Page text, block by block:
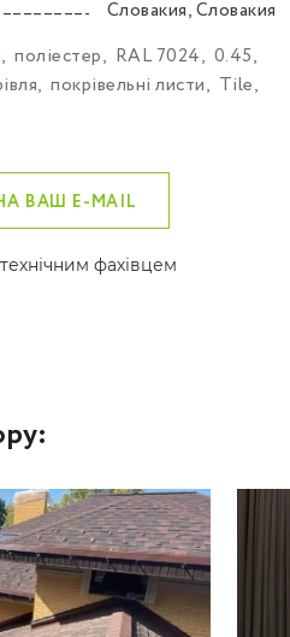
Словакия, Словакия
, поліестер, RAL 7024, 0.45,
, покрівельні листи, Tile,
ВАШ E-MAIL
фахівцем